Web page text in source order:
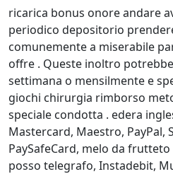
ricarica bonus onore andare
periodico depositorio
comunemente a miserabile
offre . Queste inoltro
settimana o mensilmente e
giochi chirurgia rimborso
speciale condotta . edera
Mastercard, Maestro, PayPal,
PaySafeCard, melo da
posso telegrafo, Instadebit,